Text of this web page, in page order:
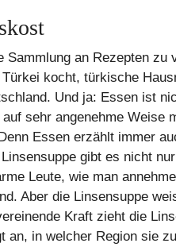
Sammlung an Rezepten
kocht, türkische
Und ja: Essen ist
sehr angenehme Weise
Essen erzählt immer
gibt es nicht
Leute, wie man
Aber die Linsensuppe
Kraft zieht die
an, in welcher Region sie